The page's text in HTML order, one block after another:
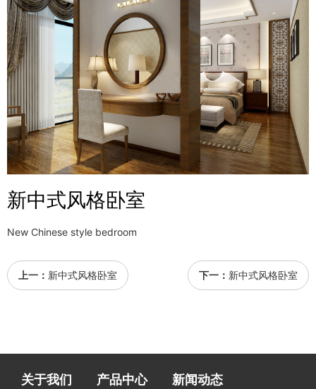
新中式风格卧室
New Chinese style bedroom
上一： 新中式风格卧室 下一： 新中式风格卧室
关于我们 产品中心 新闻动态